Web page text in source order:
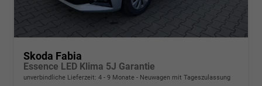
Skoda Fabia
Essence LED Klima 5J Garantie
unverbindliche Lieferzeit: 4 - 9 Monate Neuwagen mit Tageszulassung